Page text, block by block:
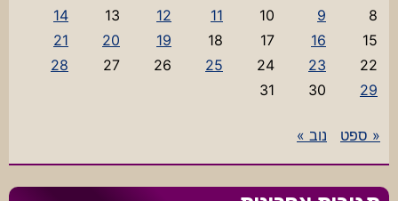
8
9
10
11
12
13
14
15
16
17
18
19
20
21
22
23
24
25
26
27
28
29
30
31
« ספט נוב »